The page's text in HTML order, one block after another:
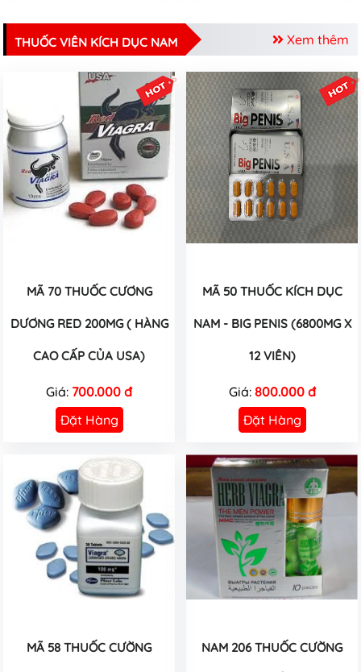
Xem thêm
THUỐC VIÊN KÍCH DỤC NAM
MÃ 70 THUỐC CƯƠNG
DƯƠNG RED 200MG ( HÀNG
CAO CẤP CỦA USA)
Giá: 700.000 đ
Đặt Hàng
MÃ 50 THUỐC KÍCH DỤC
NAM - BIG PENIS (6800MG X
12 VIÊN)
Giá: 800.000 đ
Đặt Hàng
MÃ 58 THUỐC CƯỜNG NAM 206 THUỐC CƯỜNG